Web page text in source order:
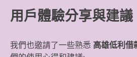
用戶體驗分享與建議
我們也邀請了一些熟悉 高雄低利借